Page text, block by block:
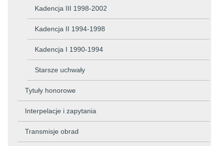
Kadencja III 1998-2002
Kadencja II 1994-1998
Kadencja I 1990-1994
Starsze uchwały
Tytuły honorowe
Interpelacje i zapytania
Transmisje obrad